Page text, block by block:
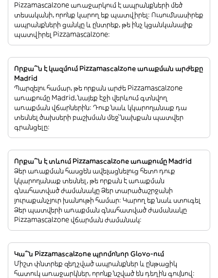
Pizzamascalzone առաջարկում է ապրանքների մեծ
տեսականի, որոնք կարող եք պատվիրել: Ուսումնասիրեք
ապրանքների ցանկը և ընտրեք, թե ինչ կցանկանայիք
պատվիրել Pizzamascalzone:
Որքա՞ն է կազմում Pizzamascalzone առաքման արժեքը
Madrid
Պարզելու համար, թե որքան արժե Pizzamascalzone
առաքումը Madrid, նայեք էջի վերևում գտնվող
առաքման վճարներին: Դուք նաև կկարողանաք դա
տեսնել ծախսերի բաշխման մեջ՝ նախքան պատվեր
գրանցելը:
Որքա՞ն է տևում Pizzamascalzone առաքումը Madrid
Ձեր առաքման հասցեն ավելացնելուց հետո դուք
կկարողանաք տեսնել, թե որքան է առաքման
գնահատված ժամանակը Ձեր տարածաշրջանի
յուրաքանչյուր խանութի համար: Կարող եք նաև ստուգել
Ձեր պատվերի առաքման գնահատված ժամանակը
Pizzamascalzone վճարման ժամանակ:
Կա՞ն Pizzamascalzone պրոմոնոր Glovo-ում
Միշտ փնտրեք զեղչված ապրանքներ և ընթացիկ
հատուկ առաջարկներ, որոնք նշված են դեղին գույնով: